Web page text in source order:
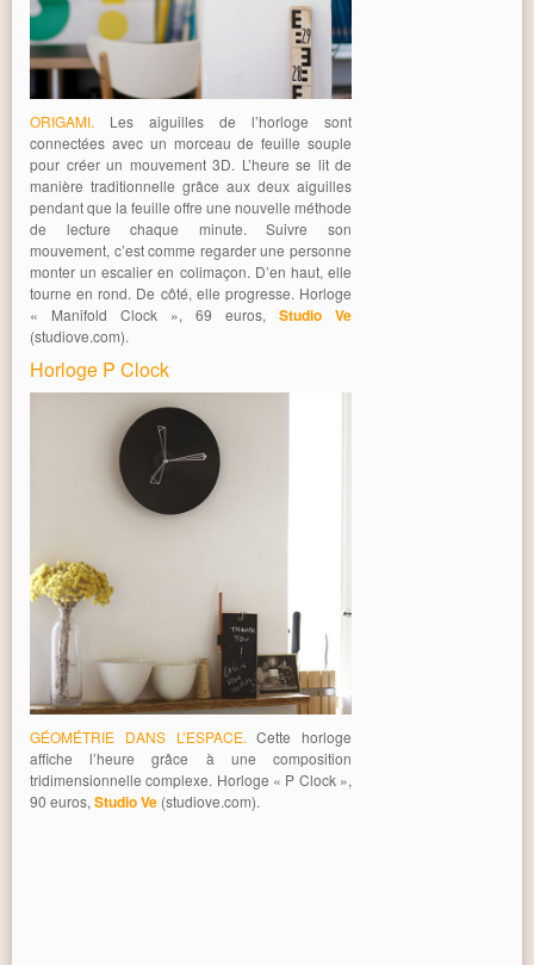
ORIGAMI. Les aiguilles de l’horloge sont
connectées avec un morceau de feuille souple
pour créer un mouvement 3D. L’heure se lit de
manière traditionnelle grâce aux deux aiguilles
pendant que la feuille offre une nouvelle méthode
de lecture chaque minute. Suivre son
mouvement, c’est comme regarder une personne
monter un escalier en colimaçon. D’en haut, elle
tourne en rond. De côté, elle progresse. Horloge
« Manifold Clock », 69 euros, Studio Ve
(studiove.com).
Horloge P Clock
GÉOMÉTRIE DANS L’ESPACE.Cette horloge
affiche l’heure grâce à une composition
tridimensionnelle complexe. Horloge « P Clock »,
90 euros, Studio Ve (studiove.com).